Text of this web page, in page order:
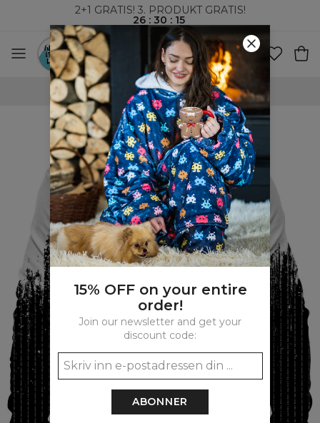
2+1 GRATIS! 3. PRODUKT GRATIS!
26 :30 : 14
VERDENSOMSPENNENDE FRAKT
15% OFF on your entire
order!
Join our newsletter and get your
discount code:
ABONNER